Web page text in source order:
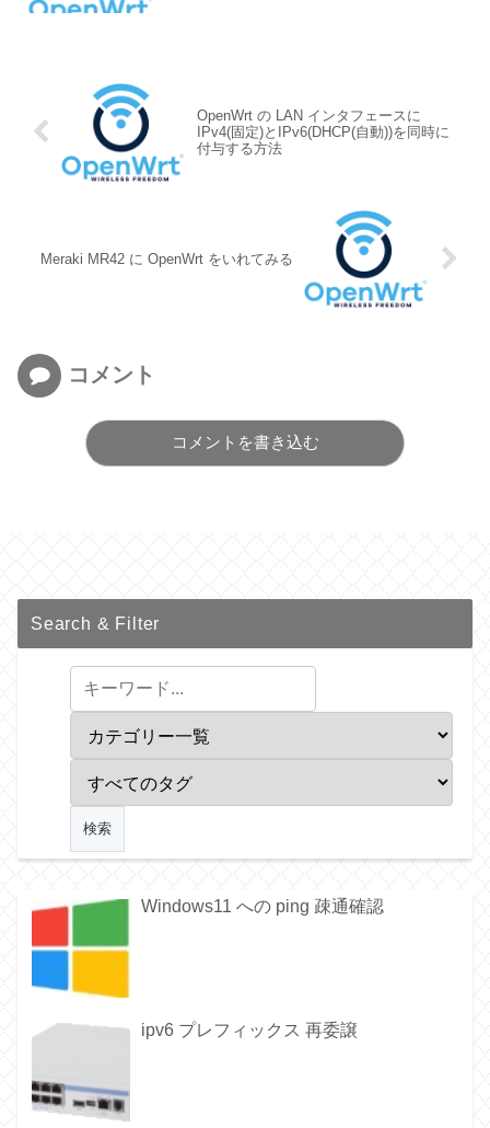
OpenWrt の LAN インタフェースに
IPv4(固定)とIPv6(DHCP(自動))を同時に
付与する方法
Meraki MR42 に OpenWrt をいれてみる
コメント
コメントを書き込む
Search & Filter
Windows11 への ping 疎通確認
ipv6 プレフィックス 再委譲